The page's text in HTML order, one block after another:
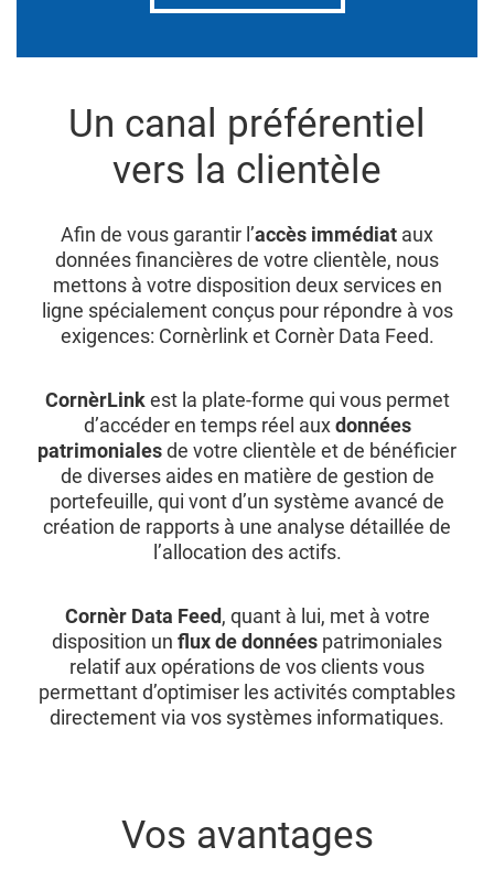
Un canal préférentiel
vers la clientèle
Afin de vous garantir l’accès immédiat aux
données financières de votre clientèle, nous
mettons à votre disposition deux services en
ligne spécialement conçus pour répondre à vos
exigences: Cornèrlink et Cornèr Data Feed.
CornèrLinkest la plate-forme qui vous permet
d’accéder en temps réel auxdonnées
patrimonialesde votre clientèle et de bénéficier
de diverses aides en matière de gestion de
portefeuille, qui vont d’un système avancé de
création de rapports à une analyse détaillée de
l’allocation des actifs.
Cornèr Data Feed, quant à lui, met à votre
disposition un flux de données patrimoniales
relatif aux opérations de vos clients vous
permettant d’optimiser les activités comptables
directement via vos systèmes informatiques.
Vos avantages